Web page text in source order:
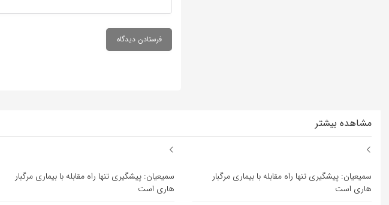
مشاهده بیشتر
سمیعیان: پیشگیری تنها راه مقابله با بیماری مرگبار
هاری است
سمیعیان: پیشگیری تنها راه مقابله با بیماری مرگبار
هاری است